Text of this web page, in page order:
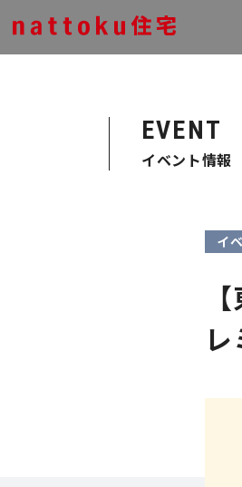
EVENT
イベント情報
イ